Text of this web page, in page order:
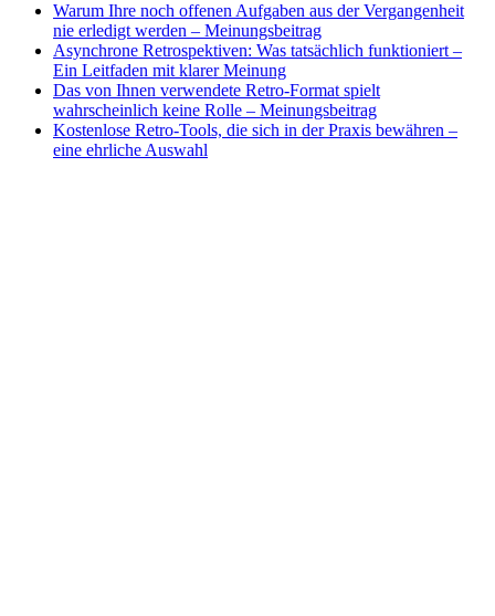
Warum Ihre noch offenen Aufgaben aus der Vergangenheit
nie erledigt werden – Meinungsbeitrag
Asynchrone Retrospektiven: Was tatsächlich funktioniert –
Ein Leitfaden mit klarer Meinung
Das von Ihnen verwendete Retro-Format spielt
wahrscheinlich keine Rolle – Meinungsbeitrag
Kostenlose Retro-Tools, die sich in der Praxis bewähren –
eine ehrliche Auswahl